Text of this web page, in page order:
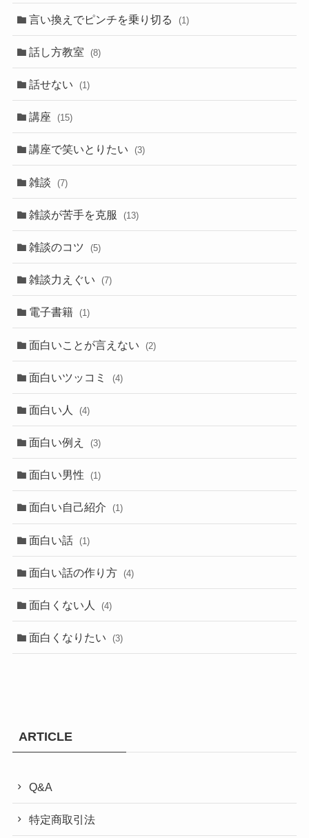
言い換えでピンチを乗り切る (1)
話し方教室 (8)
話せない (1)
講座 (15)
講座で笑いとりたい (3)
雑談 (7)
雑談が苦手を克服 (13)
雑談のコツ (5)
雑談力えぐい (7)
電子書籍 (1)
面白いことが言えない (2)
面白いツッコミ (4)
面白い人 (4)
面白い例え (3)
面白い男性 (1)
面白い自己紹介 (1)
面白い話 (1)
面白い話の作り方 (4)
面白くない人 (4)
面白くなりたい (3)
ARTICLE
Q&A
特定商取引法